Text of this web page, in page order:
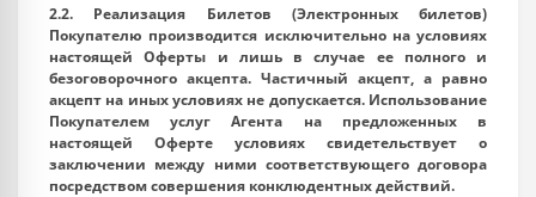
2.2. Реализация Билетов (Электронных билетов)
Покупателю производится исключительно на условиях
настоящей Оферты и лишь в случае ее полного и
безоговорочного акцепта. Частичный акцепт, а равно
акцепт на иных условиях не допускается. Использование
Покупателем услуг Агента на предложенных в
настоящей Оферте условиях свидетельствует о
заключении между ними соответствующего договора
посредством совершения конклюдентных действий.